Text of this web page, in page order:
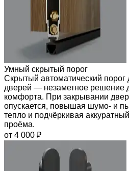
Умный скрытый порог
Скрытый автоматический
дверей — незаметное решение
комфорта. При закрывании
опускается, повышая шумо- и
тепло и подчёркивая
проёма.
от 4 000 ₽